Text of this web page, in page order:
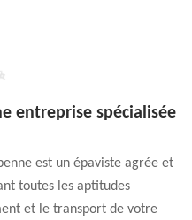
entreprise spécialisée
est un épaviste agrée et
toutes les aptitudes
et le transport de votre